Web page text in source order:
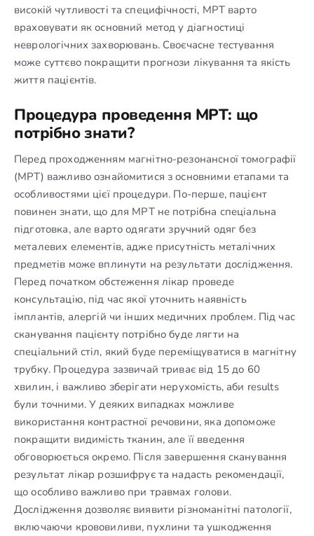
високій чутливості та специфічності, МРТ варто
враховувати як основний метод у діагностиці
неврологічних захворювань. Своєчасне тестування
може суттєво покращити прогнози лікування та якість
життя пацієнтів.
Процедура проведення МРТ: що
потрібно знати?
Перед проходженням магнітно-резонансної томографії
(МРТ) важливо ознайомитися з основними етапами та
особливостями цієї процедури. По-перше, пацієнт
повинен знати, що для МРТ не потрібна спеціальна
підготовка, але варто одягати зручний одяг без
металевих елементів, адже присутність металічних
предметів може вплинути на результати дослідження.
Перед початком обстеження лікар проведе
консультацію, під час якої уточнить наявність
імплантів, алергій чи інших медичних проблем. Під час
сканування пацієнту потрібно буде лягти на
спеціальний стіл, який буде переміщуватися в магнітну
трубку. Процедура зазвичай триває від 15 до 60
хвилин, і важливо зберігати нерухомість, аби results
були точними. У деяких випадках можливе
використання контрастної речовини, яка допоможе
покращити видимість тканин, але її введення
обговорюється окремо. Після завершення сканування
результат лікар розшифрує та надасть рекомендації,
що особливо важливо при травмах голови.
Дослідження дозволяє виявити різноманітні патології,
включаючи крововиливи, пухлини та ушкодження